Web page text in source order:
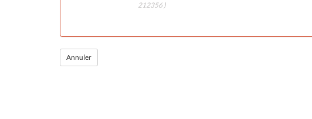
212356 )